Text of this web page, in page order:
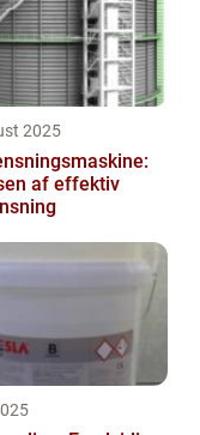
2025
af effektiv